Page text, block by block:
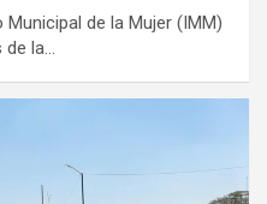
de la Mujer (IMM)
de la…